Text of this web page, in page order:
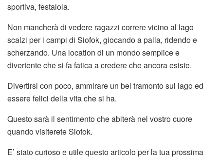
sportiva, festaiola.
Non mancherà di vedere ragazzi correre vicino al lago
scalzi per i campi di Siofok, giocando a palla, ridendo e
scherzando. Una location di un mondo semplice e
divertente che si fa fatica a credere che ancora esiste.
Divertirsi con poco, ammirare un bel tramonto sul lago ed
essere felici della vita che si ha.
Questo sarà il sentimento che abiterà nel vostro cuore
quando visiterete Siofok.
E’ stato curioso e utile questo articolo per la tua prossima